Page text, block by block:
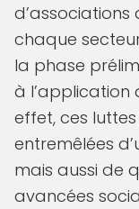
chaque
la phase
à l’application
effet, ces
entremêlées
mais aussi de
avancées